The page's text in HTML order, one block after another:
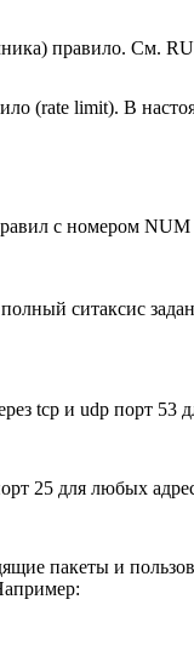
правило. См.
(rate limit). В
с номером NUM
ситаксис
tcp и udp порт 53
25 для любых
пакеты и